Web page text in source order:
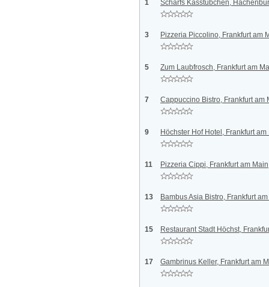
1 Scharfs Kässtübchen,
3 Pizzeria Piccolino, Frankfurt am
5 Zum Laubfrosch, Frankfurt am
7 Cappuccino Bistro, Frankfurt am
9 Höchster Hof Hotel, Frankfurt am
11 Pizzeria Cippi, Frankfurt am Main
13 Bambus Asia Bistro, Frankfurt
15 Restaurant Stadt Höchst,
17 Gambrinus Keller, Frankfurt am